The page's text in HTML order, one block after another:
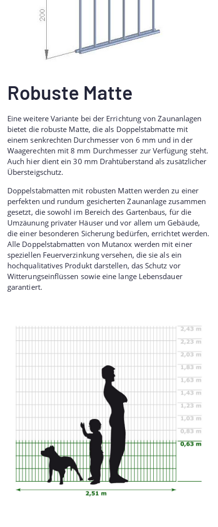
Robuste Matte
Eine weitere Variante bei der Errichtung von Zaunanlagen
bietet die robuste Matte, die als Doppelstabmatte mit
einem senkrechten Durchmesser von 6 mm und in der
Waagerechten mit 8 mm Durchmesser zur Verfügung steht.
Auch hier dient ein 30 mm Drahtüberstand als zusätzlicher
Übersteigschutz.
Doppelstabmatten mit robusten Matten werden zu einer
perfekten und rundum gesicherten Zaunanlage zusammen
gesetzt, die sowohl im Bereich des Gartenbaus, für die
Umzäunung privater Häuser und vor allem um Gebäude,
die einer besonderen Sicherung bedürfen, errichtet werden.
Alle Doppelstabmatten von Mutanox werden mit einer
speziellen Feuerverzinkung versehen, die sie als ein
hochqualitatives Produkt darstellen, das Schutz vor
Witterungseinflüssen sowie eine lange Lebensdauer
garantiert.